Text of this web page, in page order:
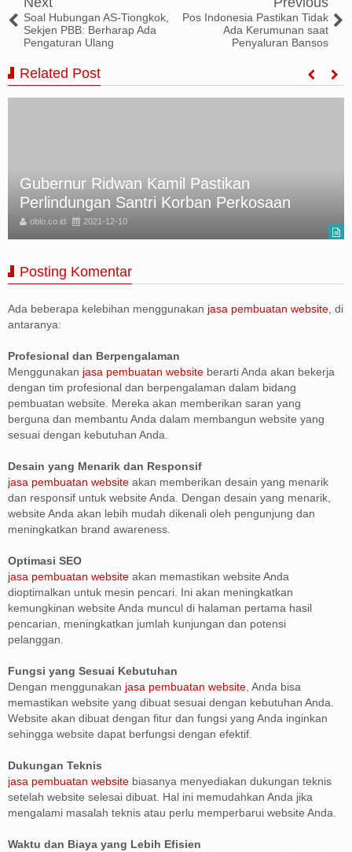
Soal Hubungan AS-Tiongkok,
Sekjen PBB: Berharap Ada
Pengaturan Ulang
Pos Indonesia Pastikan Tidak
Ada Kerumunan saat
Penyaluran Bansos
Related Post
Gubernur Ridwan Kamil Pastikan
Perlindungan Santri Korban Perkosaan
oblo.co.id 2021-12-10
Posting Komentar
Ada beberapa kelebihan menggunakan jasa pembuatan website , di
antaranya:
Profesional dan Berpengalaman
Menggunakan jasa pembuatan website berarti Anda akan bekerja
dengan tim profesional dan berpengalaman dalam bidang
pembuatan website. Mereka akan memberikan saran yang
berguna dan membantu Anda dalam membangun website yang
sesuai dengan kebutuhan Anda.
Desain yang Menarik dan Responsif
jasa pembuatan website akan memberikan desain yang menarik
dan responsif untuk website Anda. Dengan desain yang menarik,
website Anda akan lebih mudah dikenali oleh pengunjung dan
meningkatkan brand awareness.
Optimasi SEO
jasa pembuatan website akan memastikan website Anda
dioptimalkan untuk mesin pencari. Ini akan meningkatkan
kemungkinan website Anda muncul di halaman pertama hasil
pencarian, meningkatkan jumlah kunjungan dan potensi
pelanggan.
Fungsi yang Sesuai Kebutuhan
Dengan menggunakan jasa pembuatan website , Anda bisa
memastikan website yang dibuat sesuai dengan kebutuhan Anda.
Website akan dibuat dengan fitur dan fungsi yang Anda inginkan
sehingga website dapat berfungsi dengan efektif.
Dukungan Teknis
jasa pembuatan website biasanya menyediakan dukungan teknis
setelah website selesai dibuat. Hal ini memudahkan Anda jika
mengalami masalah teknis atau perlu memperbarui website Anda.
Waktu dan Biaya yang Lebih Efisien